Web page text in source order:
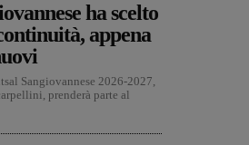
ha scelto
appena
Sangiovannese 2026-2027,
prenderà parte al